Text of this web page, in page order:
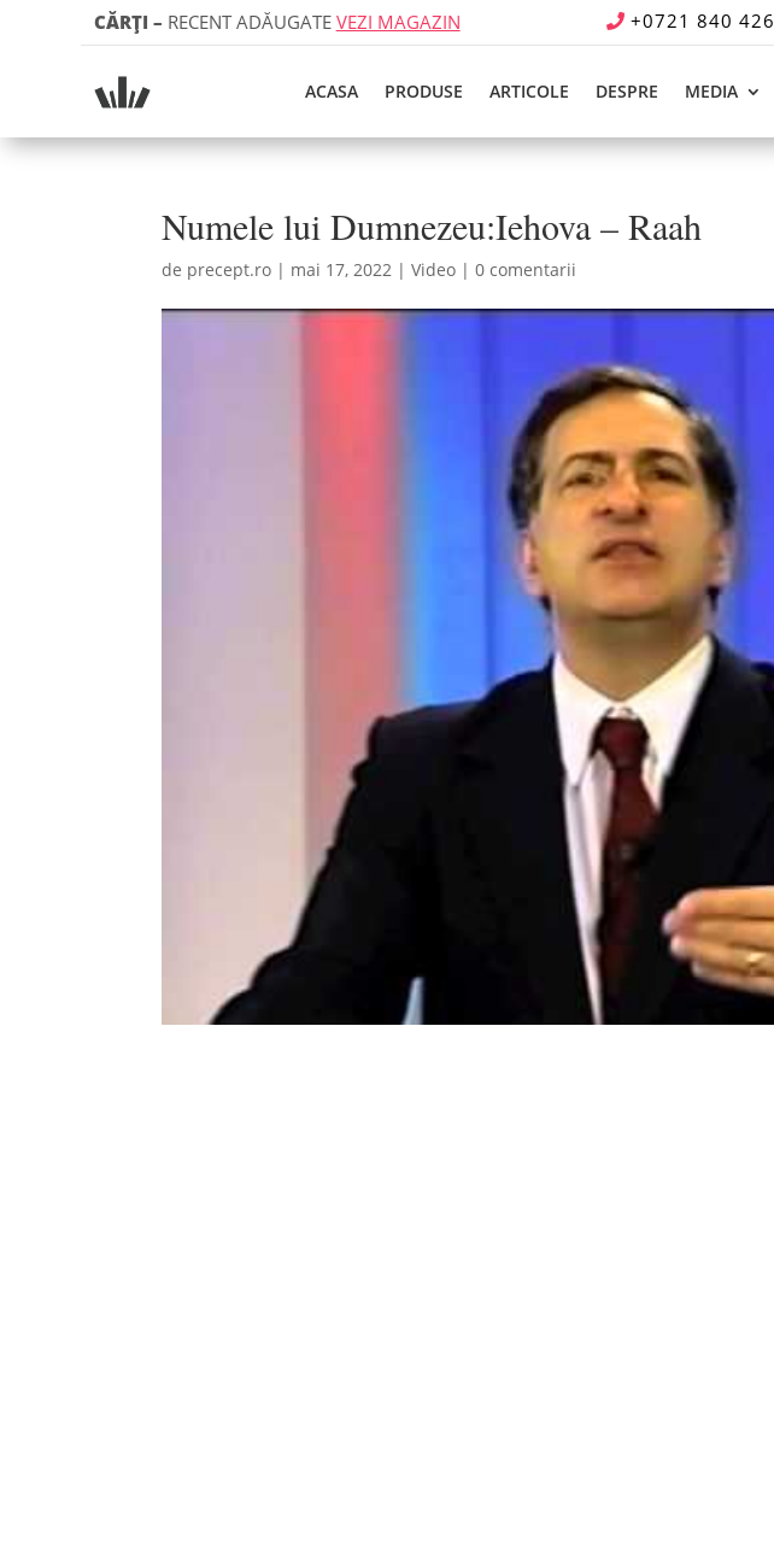
CĂRȚI – RECENT ADĂUGATE VEZI MAGAZIN +0721 840 426
ACASA PRODUSE ARTICOLE DESPRE MEDIA
Numele lui Dumnezeu:Iehova – Raah
de precept.ro | mai 17, 2022 |Video |0 comentarii